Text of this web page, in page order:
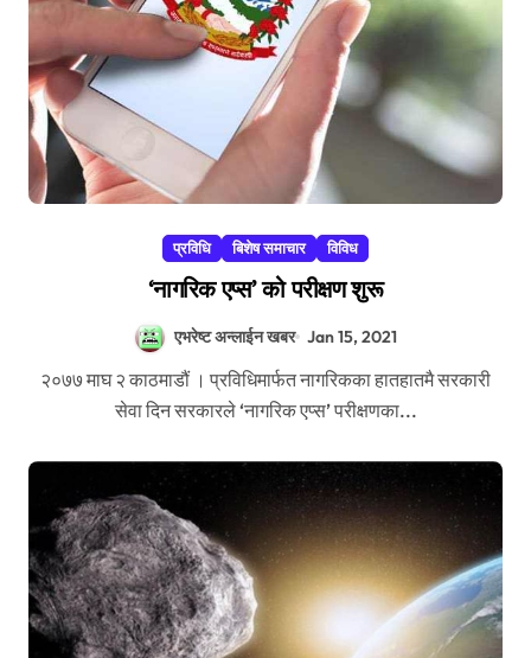
प्रविधि बिशेष समाचार विविध
‘नागरिक एप्स’ को परीक्षण शुरू
एभरेष्ट अन्लाईन खबर Jan 15, 2021
२०७७ माघ २ काठमाडौं । प्रविधिमार्फत नागरिकका हातहातमै सरकारी
सेवा दिन सरकारले ‘नागरिक एप्स’ परीक्षणका...